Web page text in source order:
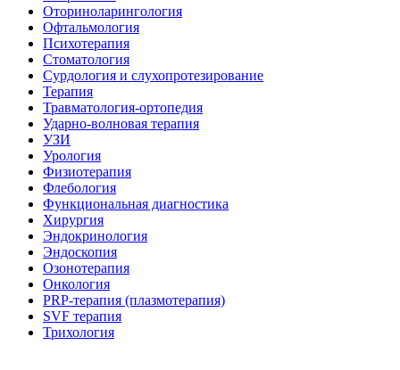
Оториноларингология
Офтальмология
Психотерапия
Стоматология
Сурдология и слухопротезирование
Терапия
Травматология-ортопедия
Ударно-волновая терапия
УЗИ
Урология
Физиотерапия
Флебология
Функциональная диагностика
Хирургия
Эндокринология
Эндоскопия
Озонотерапия
Онкология
PRP-терапия (плазмотерапия)
SVF терапия
Трихология